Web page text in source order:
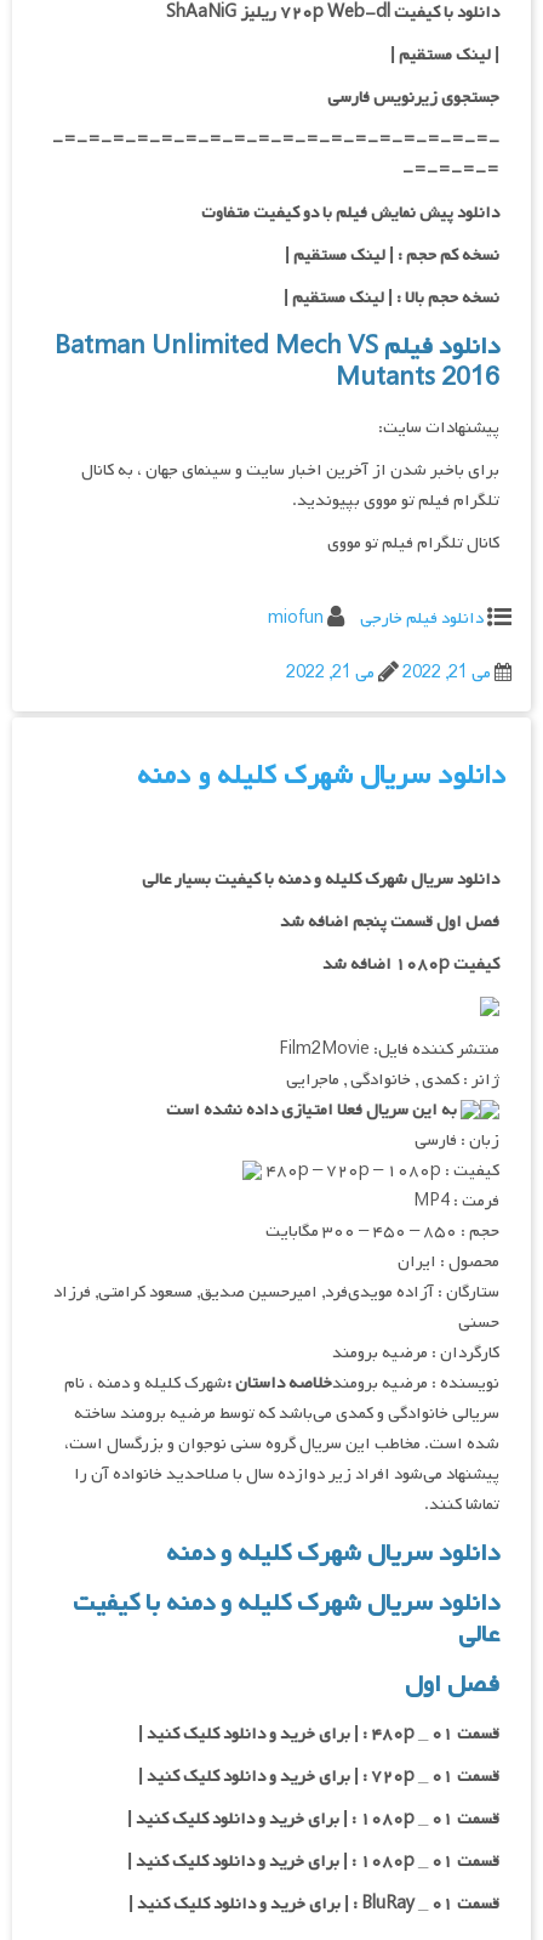
دانلود با کیفیت ۷۲۰p Web-dl ریلیز ShAaNiG
|لینک مستقیم|
جستجوی زیرنویس فارسی
-=-=-=-=-=-=-=-=-=-=-=-=-=-=-=-=-=-=-
=-=-=-=-
دانلود پیش نمایش فیلم با دو کیفیت متفاوت
نسخه کم حجم : | لینک مستقیم |
نسخه حجم بالا : | لینک مستقیم |
دانلود فیلم Batman Unlimited Mech VS
Mutants 2016
پیشنهادات سایت:
برای باخبر شدن از آخرین اخبار سایت و سینمای جهان ، به کانال
تلگرام فیلم تو مووی بپیوندید.
کانال تلگرام فیلم تو مووی
دانلود فیلم خارجی
miofun
می 21, 2022
می 21, 2022
دانلود سریال شهرک کلیله و دمنه
دانلود سریال شهرک کلیله و دمنه با کیفیت بسیار عالی
فصل اول قسمت پنجم اضافه شد
کیفیت ۱۰۸۰p اضافه شد
منتشر کننده فایل: Film2Movie
ژانر : کمدی , خانوادگی , ماجرایی
به این سریال فعلا امتیازی داده نشده است
زبان : فارسی
کیفیت : ۴۸۰p – ۷۲۰p – ۱۰۸۰p
فرمت : MP4
حجم : ۸۵۰ – ۴۵۰ – ۳۰۰ مگابایت
محصول : ایران
ستارگان : آزاده مویدی‌فرد, امیرحسین صدیق, مسعود کرامتی, فرزاد
حسنی
کارگردان : مرضیه برومند
نویسنده : مرضیه برومندخلاصه داستان :شهرک کلیله و دمنه ، نام
سریالی خانوادگی و کمدی می‌باشد که توسط مرضیه برومند ساخته
شده است. مخاطب این سریال گروه سنی نوجوان و بزرگسال است،
پیشنهاد می‌شود افراد زیر دوازده سال با صلاحدید خانواده آن را
تماشا کنند.
دانلود سریال شهرک کلیله و دمنه
دانلود سریال شهرک کلیله و دمنه با کیفیت
عالی
فصل اول
قسمت ۰۱ _ ۴۸۰p : | برای خرید و دانلود کلیک کنید |
قسمت ۰۱ _ ۷۲۰p : | برای خرید و دانلود کلیک کنید |
قسمت ۰۱ _ ۱۰۸۰p : | برای خرید و دانلود کلیک کنید |
قسمت ۰۱ _ ۱۰۸۰p : | برای خرید و دانلود کلیک کنید |
قسمت ۰۱ _ BluRay : | برای خرید و دانلود کلیک کنید |